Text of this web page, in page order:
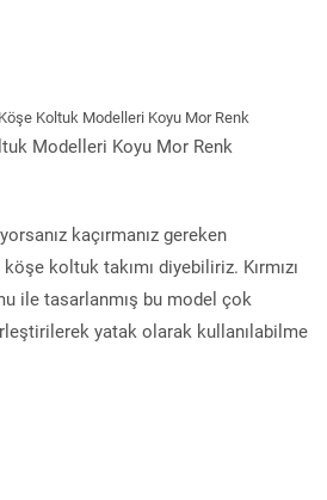
Modelleri Koyu Mor Renk
kaçırmanız gereken
koltuk takımı diyebiliriz. Kırmızı
ile tasarlanmış bu model çok
yatak olarak kullanılabilme